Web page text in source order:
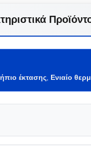
έκτασης Ενιαίο